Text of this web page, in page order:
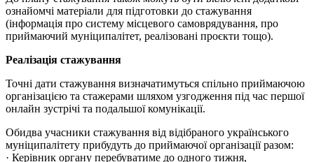
ознайомчі матеріали для підготовки до стажування
(інформація про систему місцевого самоврядування, про
приймаючий муніципалітет, реалізовані проєкти тощо).
Реалізація стажування
Точні дати стажування визначатимуться спільно приймаючою
організацією та стажерами шляхом узгодження під час першої
онлайн зустрічі та подальшої комунікації.
Обидва учасники стажування від відібраного українського
муніципалітету прибудуть до приймаючої організації разом:
· Керівник органу перебуватиме до одного тижня,